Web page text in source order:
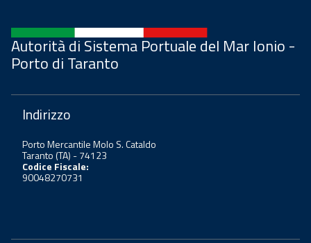
Autorità di Sistema Portuale del Mar Ionio -
Porto di Taranto
Indirizzo
Porto Mercantile Molo S. Cataldo
Taranto (TA) - 74123
Codice Fiscale:
90048270731